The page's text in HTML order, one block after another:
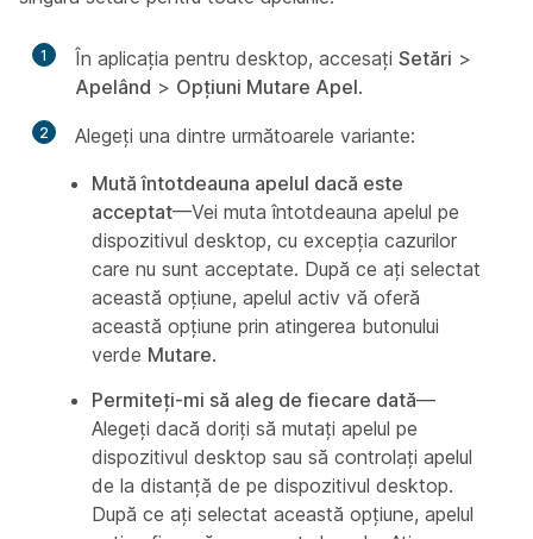
1 În aplicația pentru desktop, accesați Setări >
Apelând > Opțiuni Mutare Apel.
2
Alegeți una dintre următoarele variante:
Mută întotdeauna apelul dacă este
acceptat—Vei muta întotdeauna apelul pe
dispozitivul desktop, cu excepția cazurilor
care nu sunt acceptate. După ce ați selectat
această opțiune, apelul activ vă oferă
această opțiune prin atingerea butonului
verde Mutare.
Permiteți-mi să aleg de fiecare dată—
Alegeți dacă doriți să mutați apelul pe
dispozitivul desktop sau să controlați apelul
de la distanță de pe dispozitivul desktop.
După ce ați selectat această opțiune, apelul